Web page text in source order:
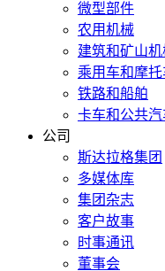
微型部件
农用机械
建筑和矿山机
乘用车和摩托
铁路和船舶
卡车和公共汽
公司
斯达拉格集团
多媒体库
集团杂志
客户故事
时事通讯
董事会